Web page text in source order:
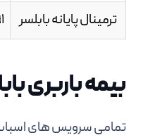
ترمینال پایانه بابلسر
بیمه باربری
تمامی سرویس های اسباب